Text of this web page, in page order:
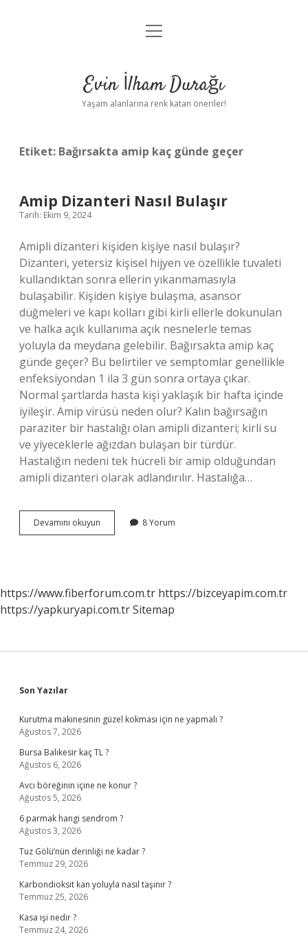
Anasayfa
Yasal Uyarı
menüyü
Evin İlham Durağı
Yaşam alanlarına renk katan öneriler!
Etiket: Bağırsakta amip kaç günde geçer
Amip Dizanteri Nasıl Bulaşır
Tarih: Ekim 9, 2024
Amipli dizanteri kişiden kişiye nasıl bulaşır?
Dizanteri, yetersiz kişisel hijyen ve özellikle tuvaleti
kullandıktan sonra ellerin yıkanmamasıyla
bulaşabilir. Kişiden kişiye bulaşma, asansör
düğmeleri ve kapı kolları gibi kirli ellerle dokunulan
ve halka açık kullanıma açık nesnelerle temas
yoluyla da meydana gelebilir. Bağırsakta amip kaç
günde geçer? Bu belirtiler ve semptomlar genellikle
enfeksiyondan 1 ila 3 gün sonra ortaya çıkar.
Normal şartlarda hasta kişi yaklaşık bir hafta içinde
iyileşir. Amip virüsü neden olur? Kalın bağırsağın
paraziter bir hastalığı olan amipli dizanteri; kirli su
ve yiyeceklerle ağızdan bulaşan bir türdür.
Hastalığın nedeni tek hücreli bir amip olduğundan
amipli dizanteri olarak adlandırılır. Hastalığa…
Devamını okuyun
Dizanteri
8 Yorum
https://www.fiberforum.com.tr https://bizceyapim.com.tr
https://yapkuryapi.com.trSitemap
Sidebar
Son Yazılar
Kurutma makinesinin güzel kokması için ne yapmalı ?
Ağustos 7, 2026
Bursa Balıkesir kaç TL ?
Ağustos 6, 2026
Avcı böreğinin içine ne konur ?
Ağustos 5, 2026
6 parmak hangi sendrom ?
Ağustos 3, 2026
Tuz Gölü’nün derinliği ne kadar ?
Temmuz 29, 2026
Karbondioksit kan yoluyla nasıl taşınır ?
Temmuz 25, 2026
Kasa işi nedir ?
Temmuz 24, 2026